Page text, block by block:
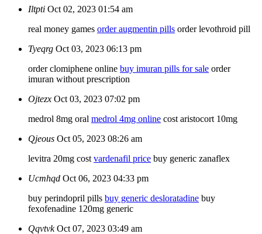
Iltpti Oct 02, 2023 01:54 am
real money games order augmentin pills order levothroid pill
Tyeqrg Oct 03, 2023 06:13 pm
order clomiphene online buy imuran pills for sale order
imuran without prescription
Ojtezx Oct 03, 2023 07:02 pm
medrol 8mg oral medrol 4mg online cost aristocort 10mg
Qjeous Oct 05, 2023 08:26 am
levitra 20mg cost vardenafil price buy generic zanaflex
Ucmhqd Oct 06, 2023 04:33 pm
buy perindopril pills buy generic desloratadine buy
fexofenadine 120mg generic
Qqvtvk Oct 07, 2023 03:49 am